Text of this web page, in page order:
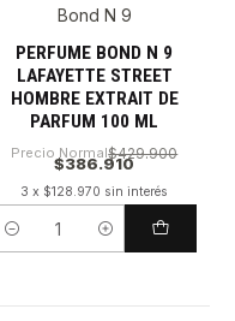
Bond N 9
PERFUME BOND N 9
LAFAYETTE STREET
HOMBRE EXTRAIT DE
PARFUM 100 ML
Precio Normal$429.900
$386.910
3 x $128.970 sin interés
Cantidad